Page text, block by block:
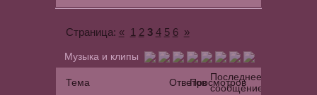
Музыка и клипы
Страница: « 1 2 3 4 5 6 »
Тема ОтветовПросмотров
Последнее
сообщение